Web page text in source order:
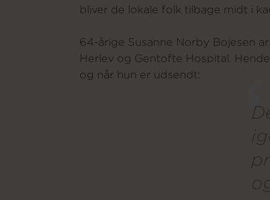
bliver de lokale folk tilbage midt i
64-årige Susanne Norby Bojesen
Herlev og Gentofte Hospital.
og når hun er udsendt: